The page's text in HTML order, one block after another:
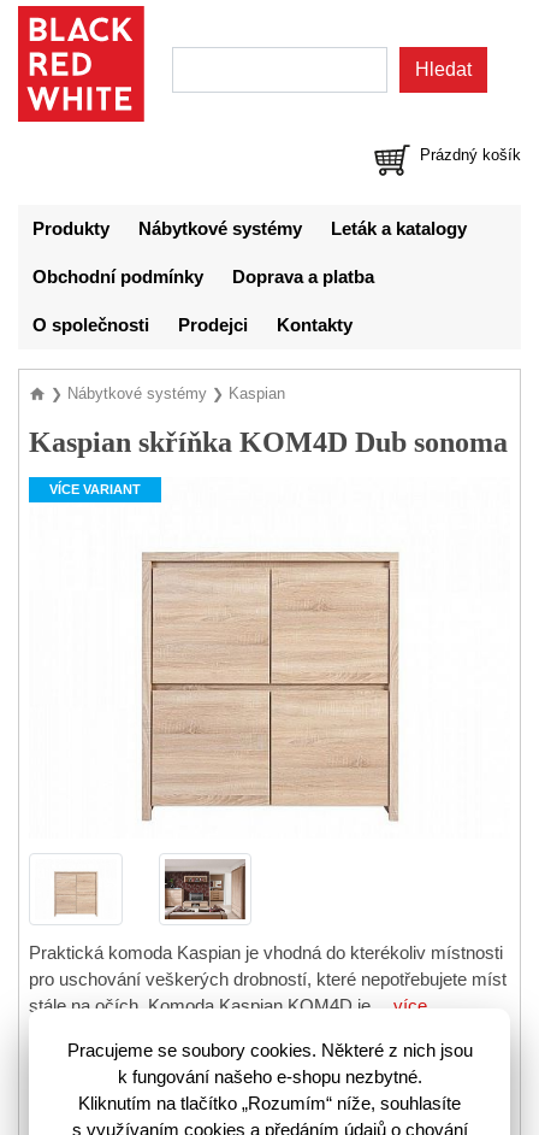
Prázdný košík
Produkty Nábytkové systémy Leták a katalogy
Obchodní podmínky Doprava a platba
O společnosti Prodejci Kontakty
❯ Nábytkové systémy ❯ Kaspian
Kaspian skříňka KOM4D Dub sonoma
VÍCE VARIANT
Praktická komoda Kaspian je vhodná do kterékoliv místnosti
pro uschování veškerých drobností, které nepotřebujete míst
stále na očích. Komoda Kaspian KOM4D je… více
Kód zboží: 3201081
K odeslání do 14 pracovních dnů
Pracujeme se soubory cookies. Některé z nich jsou
k fungování našeho e-shopu nezbytné.
Kliknutím na tlačítko „Rozumím“ níže, souhlasíte
s využívaním cookies a předáním údajů o chování